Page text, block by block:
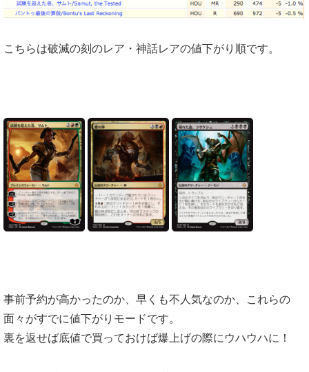
こちらは破滅の刻のレア・神話レアの値下がり順です。
事前予約が高かったのか、早くも不人気なのか、これらの
面々がすでに値下がりモードです。
裏を返せば底値で買っておけば爆上げの際にウハウハに！